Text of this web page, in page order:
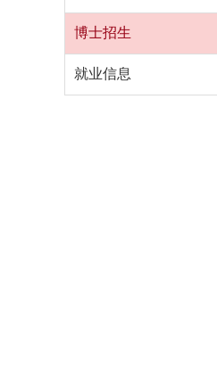
博士招生
就业信息